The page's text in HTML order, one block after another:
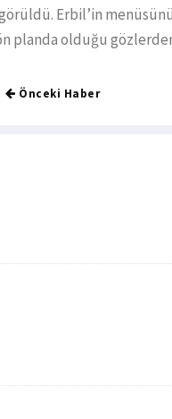
Erbil’in
planda olduğu
Önceki Haber